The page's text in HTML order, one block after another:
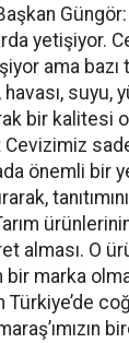
Güngör:
yetişiyor.
ama bazı
suyu,
bir kalitesi
Cevizimiz
önemli bir
alması. O
marka
Türkiye’de